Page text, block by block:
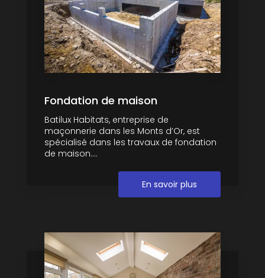
Fondation de maison
Batilux Habitats, entreprise de
maçonnerie dans les Monts d’Or, est
spécialisé dans les travaux de fondation
de maison....
En savoir plus